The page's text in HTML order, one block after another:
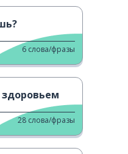
6 слова/фразы
28 слова/фразы